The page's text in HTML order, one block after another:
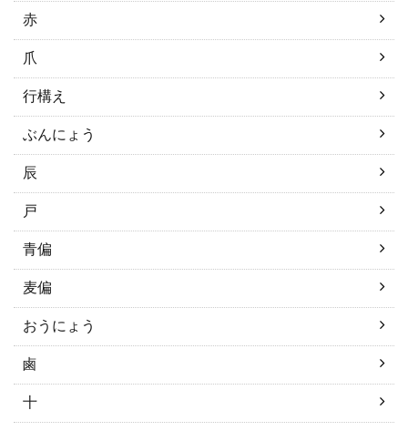
赤
爪
行構え
ぶんにょう
辰
戸
青偏
麦偏
おうにょう
鹵
十